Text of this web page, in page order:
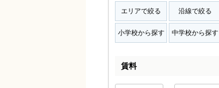
エリアで絞る 沿線で絞る
小学校から探す 中学校から探す
賃料